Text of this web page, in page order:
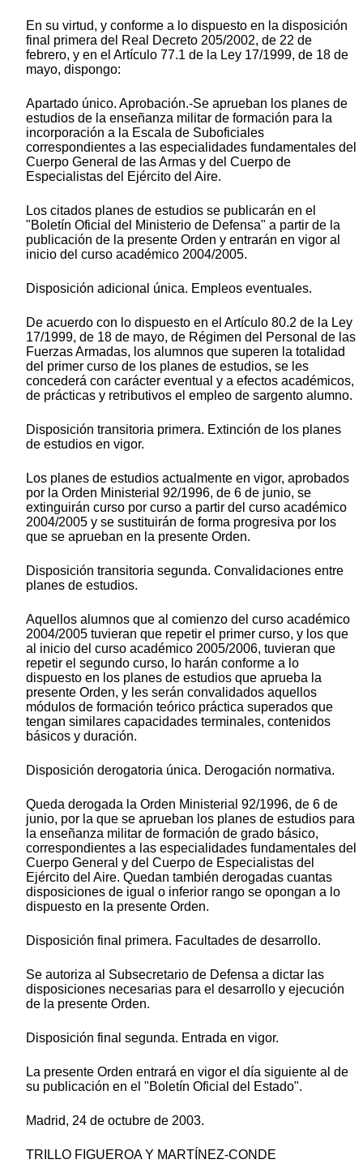
En su virtud, y conforme a lo dispuesto en la disposición
final primera del Real Decreto 205/2002, de 22 de
febrero, y en el Artículo 77.1 de la Ley 17/1999, de 18 de
mayo, dispongo:
Apartado único. Aprobación.-Se aprueban los planes de
estudios de la enseñanza militar de formación para la
incorporación a la Escala de Suboficiales
correspondientes a las especialidades fundamentales del
Cuerpo General de las Armas y del Cuerpo de
Especialistas del Ejército del Aire.
Los citados planes de estudios se publicarán en el
"Boletín Oficial del Ministerio de Defensa" a partir de la
publicación de la presente Orden y entrarán en vigor al
inicio del curso académico 2004/2005.
Disposición adicional única. Empleos eventuales.
De acuerdo con lo dispuesto en el Artículo 80.2 de la Ley
17/1999, de 18 de mayo, de Régimen del Personal de las
Fuerzas Armadas, los alumnos que superen la totalidad
del primer curso de los planes de estudios, se les
concederá con carácter eventual y a efectos académicos,
de prácticas y retributivos el empleo de sargento alumno.
Disposición transitoria primera. Extinción de los planes
de estudios en vigor.
Los planes de estudios actualmente en vigor, aprobados
por la Orden Ministerial 92/1996, de 6 de junio, se
extinguirán curso por curso a partir del curso académico
2004/2005 y se sustituirán de forma progresiva por los
que se aprueban en la presente Orden.
Disposición transitoria segunda. Convalidaciones entre
planes de estudios.
Aquellos alumnos que al comienzo del curso académico
2004/2005 tuvieran que repetir el primer curso, y los que
al inicio del curso académico 2005/2006, tuvieran que
repetir el segundo curso, lo harán conforme a lo
dispuesto en los planes de estudios que aprueba la
presente Orden, y les serán convalidados aquellos
módulos de formación teórico práctica superados que
tengan similares capacidades terminales, contenidos
básicos y duración.
Disposición derogatoria única. Derogación normativa.
Queda derogada la Orden Ministerial 92/1996, de 6 de
junio, por la que se aprueban los planes de estudios para
la enseñanza militar de formación de grado básico,
correspondientes a las especialidades fundamentales del
Cuerpo General y del Cuerpo de Especialistas del
Ejército del Aire. Quedan también derogadas cuantas
disposiciones de igual o inferior rango se opongan a lo
dispuesto en la presente Orden.
Disposición final primera. Facultades de desarrollo.
Se autoriza al Subsecretario de Defensa a dictar las
disposiciones necesarias para el desarrollo y ejecución
de la presente Orden.
Disposición final segunda. Entrada en vigor.
La presente Orden entrará en vigor el día siguiente al de
su publicación en el "Boletín Oficial del Estado".
Madrid, 24 de octubre de 2003.
TRILLO FIGUEROA Y MARTÍNEZ-CONDE